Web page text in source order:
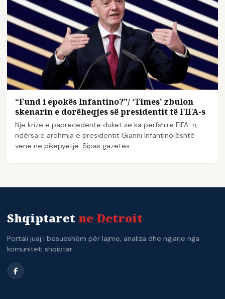
“Fund i epokës Infantino?”/ ‘Times’ zbulon
skenarin e dorëheqjes së presidentit të FIFA-s
Një krizë e paprecedentë duket se ka përfshirë FIFA-n,
ndërsa e ardhmja e presidentit Gianni Infantino është
vënë në pikëpyetje. Sipas gazetës…
Shqiptaret ne Detroit
Portali juaj i besueshëm për lajme, analiza dhe ngjarje nga
komuniteti shqiptar.